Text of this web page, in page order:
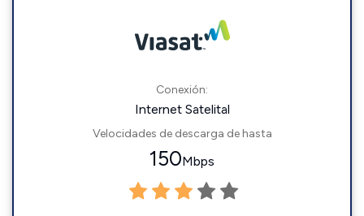
Conexión:
Internet Satelital
Velocidades de descarga de hasta
150Mbps